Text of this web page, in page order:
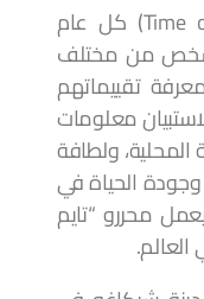
تجري مجموعة “تايم آوت” (Time out) كل عام
من 20 ألف شخص من مختلف
تقييماتهم
معلومات
ولطافة
الحياة في
محررو “تايم